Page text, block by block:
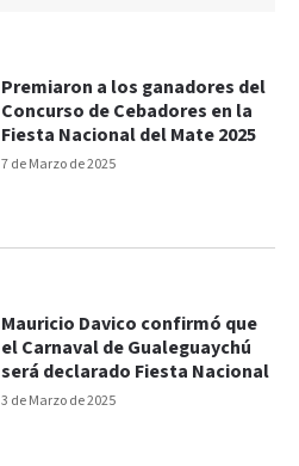
7 de Marzo de 2025
Premiaron a los ganadores del
Concurso de Cebadores en la
Fiesta Nacional del Mate 2025
3 de Marzo de 2025
Mauricio Davico confirmó que
el Carnaval de Gualeguaychú
será declarado Fiesta Nacional